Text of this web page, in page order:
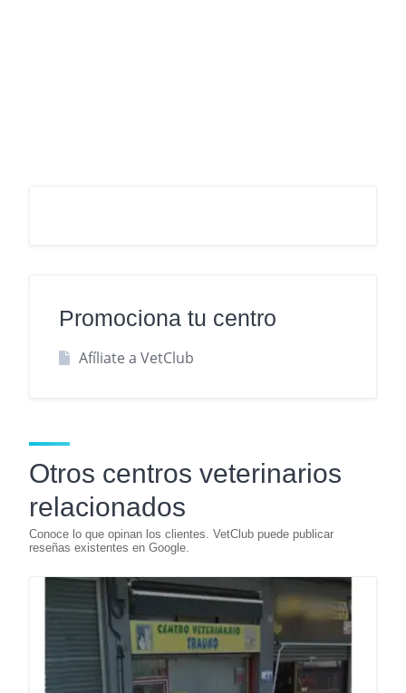
Promociona tu centro
Afíliate a VetClub
Otros centros veterinarios
relacionados